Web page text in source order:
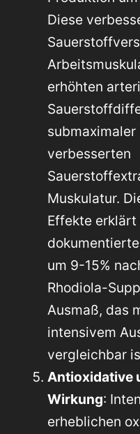
Diese
erhöhten
verbesserten
Muskulatur.
Effekte
um 9-15%
Rhodiola-
Ausmaß, das
intensivem
vergleichbar
Antioxidative
Wirkung:
erheblichen